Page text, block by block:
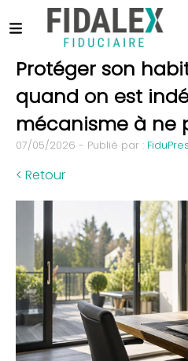
Protéger son
quand on est
mécanisme à ne
07/05/2026 - Publié par :
< Retour